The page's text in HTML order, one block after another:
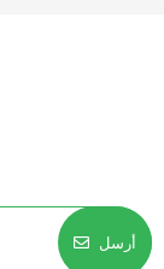
أرسل